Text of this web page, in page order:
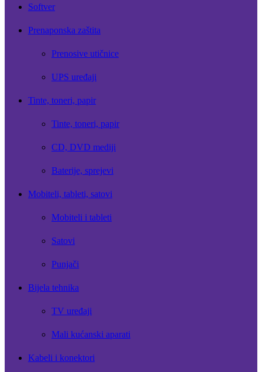
Softver
Prenaponska zaštita
Prenosive utičnice
UPS uređaji
Tinte, toneri, papir
Tinte, toneri, papir
CD, DVD mediji
Baterije, sprejevi
Mobiteli, tableti, satovi
Mobiteli i tableti
Satovi
Punjači
Bijela tehnika
TV uređaji
Mali kućanski aparati
Kabeli i konektori